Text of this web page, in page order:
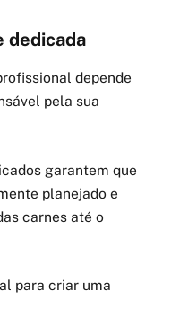
dedicada
depende
pela sua
garantem que
planejado e
carnes até o
para criar uma